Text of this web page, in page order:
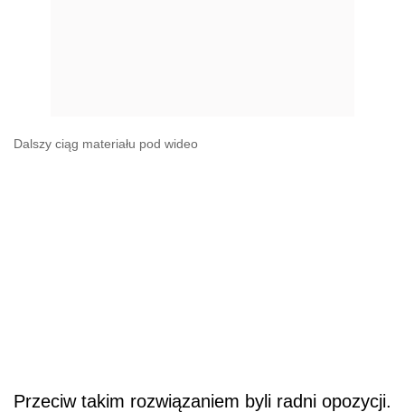
Dalszy ciąg materiału pod wideo
Przeciw takim rozwiązaniem byli radni opozycji.